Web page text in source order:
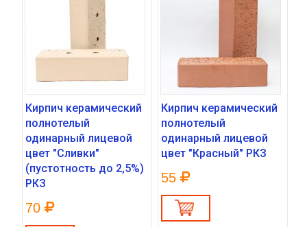
Кирпич керамический
полнотелый
одинарный лицевой
цвет "Сливки"
(пустотность до 2,5%)
РКЗ
70
Кирпич керамический
полнотелый
одинарный лицевой
цвет "Красный" РКЗ
55